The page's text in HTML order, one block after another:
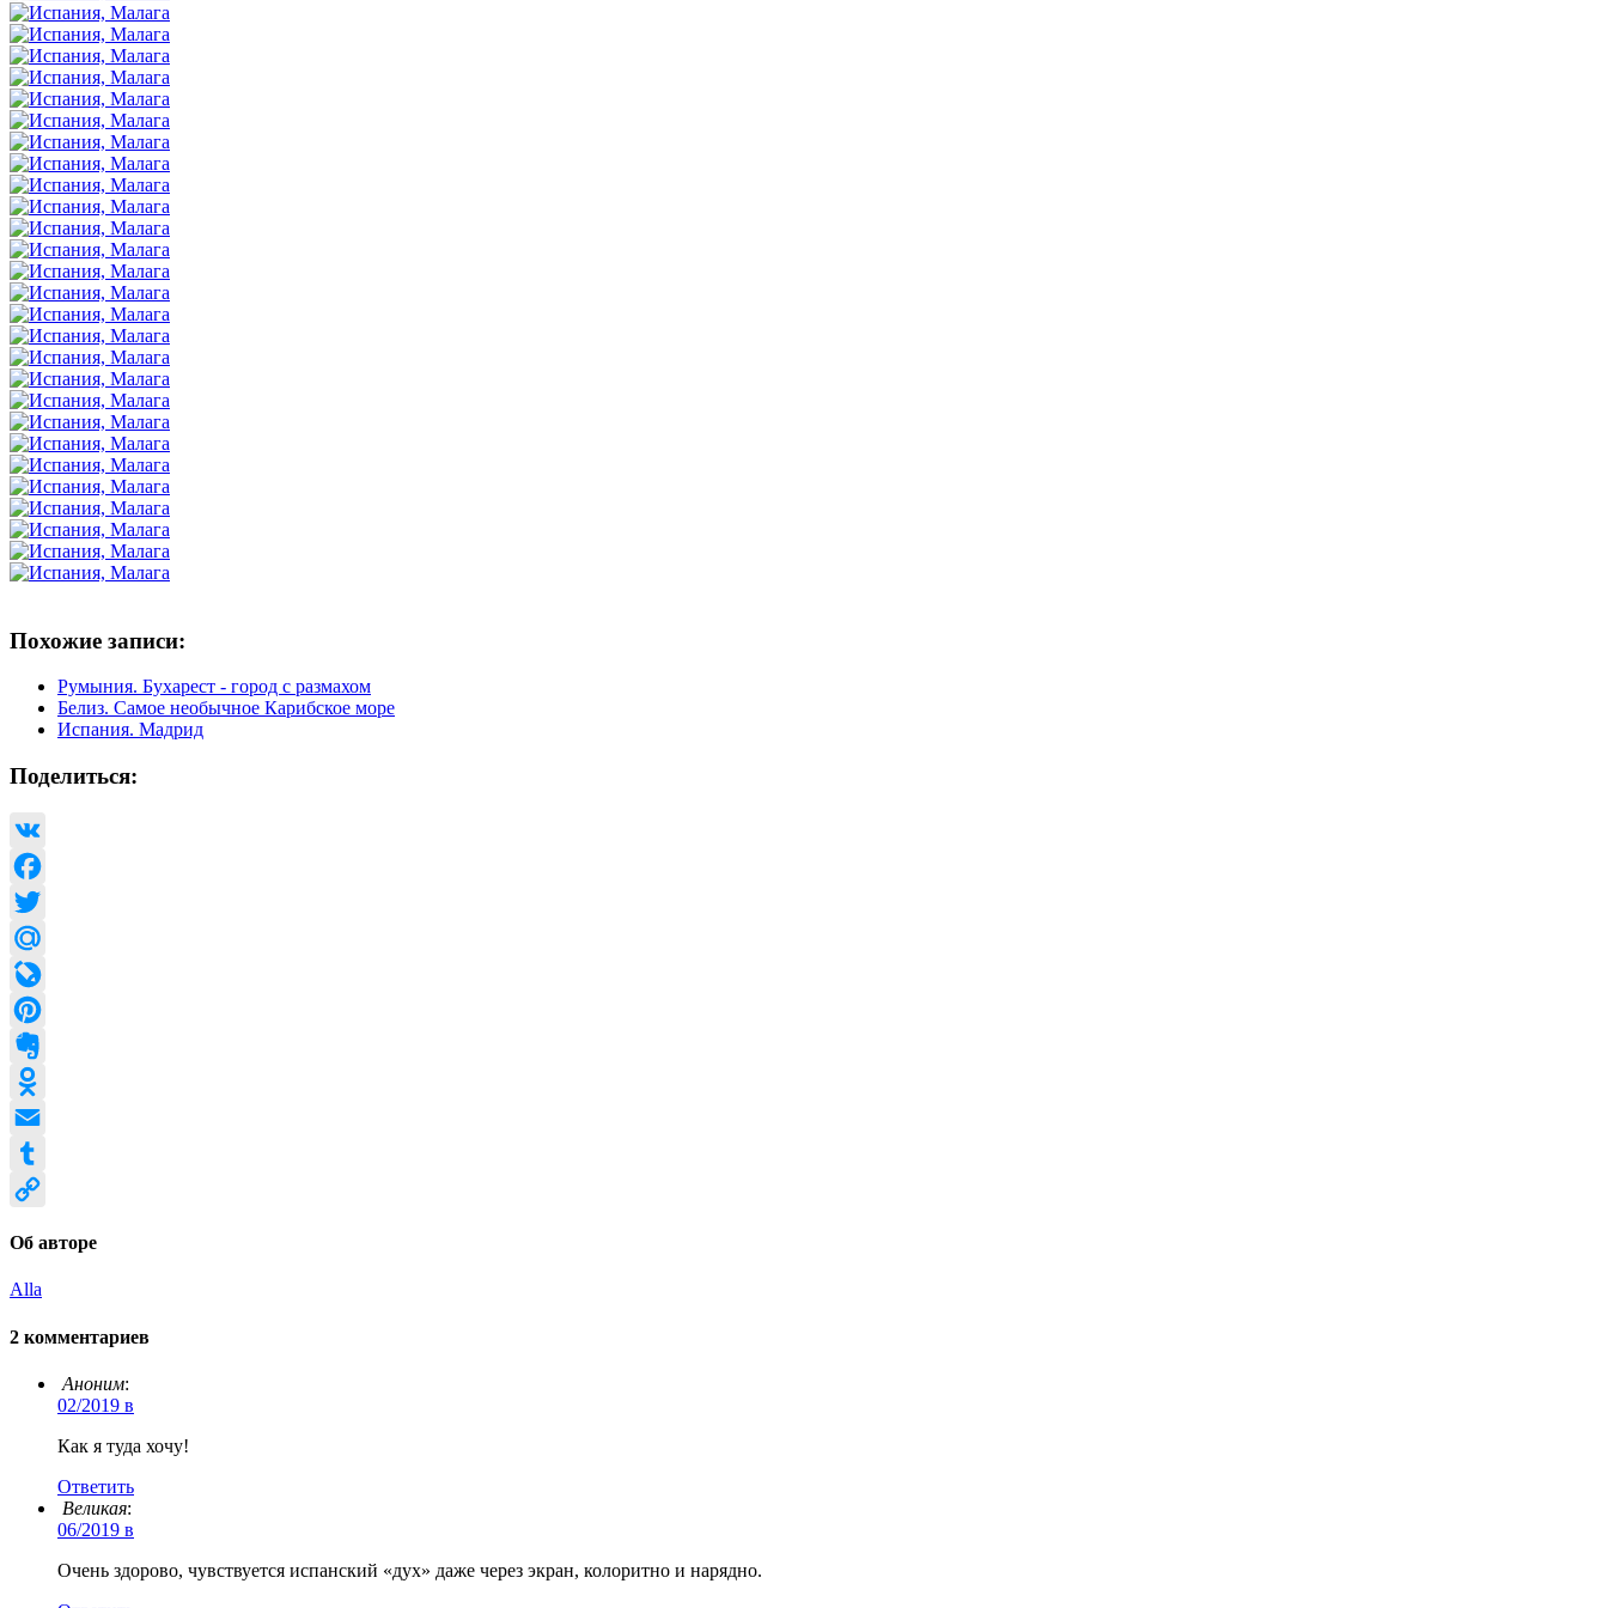
Похожие записи:
Румыния. Бухарест - город с размахом
Белиз. Самое необычное Карибское море
Испания. Мадрид
Поделиться:
VK
Facebook
Twitter
Mail.Ru
LiveJournal
Pinterest
Evernote
Odnoklassniki
Email
Tumblr
Об авторе
Alla
2 комментариев
Аноним:
02/2019 в
Как я туда хочу!
Ответить
Великая:
06/2019 в
Очень здорово, чувствуется испанский «дух» даже через экран, колоритно и нарядно.